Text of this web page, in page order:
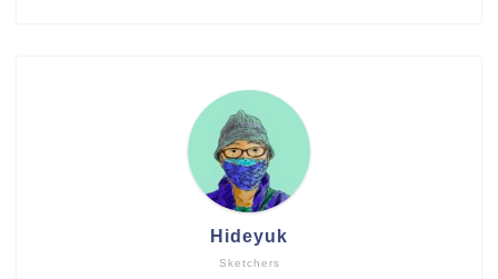
Sketchers
Hideyuk